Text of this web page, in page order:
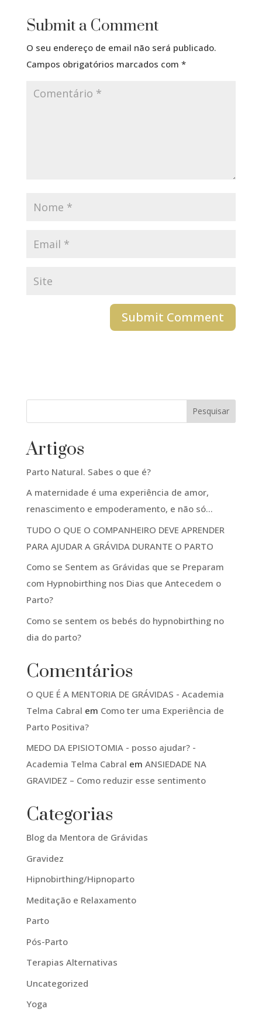
Submit a Comment
O seu endereço de email não será publicado.
Campos obrigatórios marcados com *
Pesquisar
Artigos
Parto Natural. Sabes o que é?
A maternidade é uma experiência de amor,
renascimento e empoderamento, e não só…
TUDO O QUE O COMPANHEIRO DEVE APRENDER
PARA AJUDAR A GRÁVIDA DURANTE O PARTO
Como se Sentem as Grávidas que se Preparam
com Hypnobirthing nos Dias que Antecedem o
Parto?
Como se sentem os bebés do hypnobirthing no
dia do parto?
Comentários
O QUE É A MENTORIA DE GRÁVIDAS - Academia
Telma Cabral em Como ter uma Experiência de
Parto Positiva?
MEDO DA EPISIOTOMIA - posso ajudar? -
Academia Telma Cabral em ANSIEDADE NA
GRAVIDEZ – Como reduzir esse sentimento
Categorias
Blog da Mentora de Grávidas
Gravidez
Hipnobirthing/Hipnoparto
Meditação e Relaxamento
Parto
Pós-Parto
Terapias Alternativas
Uncategorized
Yoga